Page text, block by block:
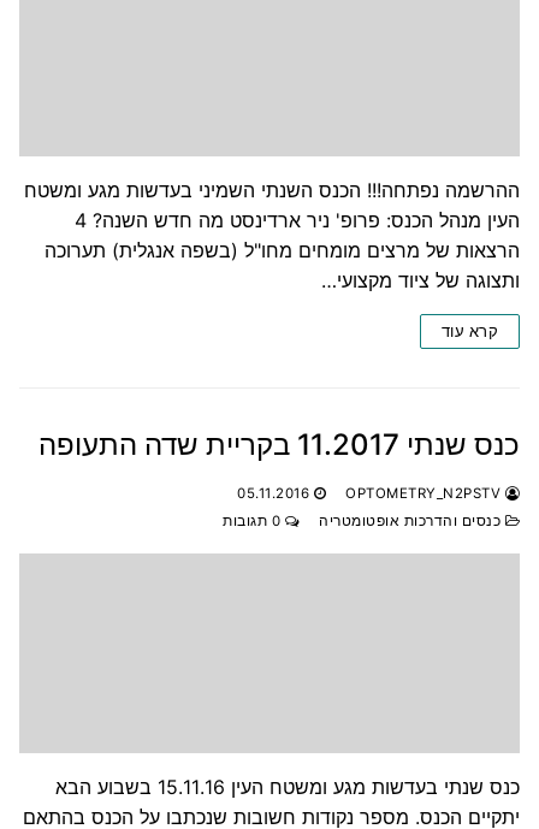
ההרשמה נפתחה!!! הכנס השנתי השמיני בעדשות מגע ומשטח
העין מנהל הכנס: פרופ' ניר ארדינסט מה חדש השנה? 4
הרצאות של מרצים מומחים מחו"ל (בשפה אנגלית) תערוכה
ותצוגה של ציוד מקצועי…
קרא עוד
כנס שנתי 11.2017 בקריית שדה התעופה
05.11.2016
כנסים והדרכות אופטומטריה
כנס שנתי בעדשות מגע ומשטח העין 15.11.16 בשבוע הבא
יתקיים הכנס. מספר נקודות חשובות שנכתבו על הכנס בהתאם